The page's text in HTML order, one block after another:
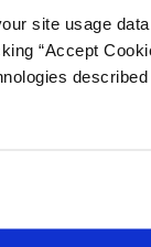
site usage
“Accept
described
uma
Trava para
adicional de
trava para seu